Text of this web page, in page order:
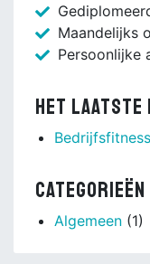
Maandelijks
Persoonlijke
Het laatste
Categorieën
Algemeen(1)